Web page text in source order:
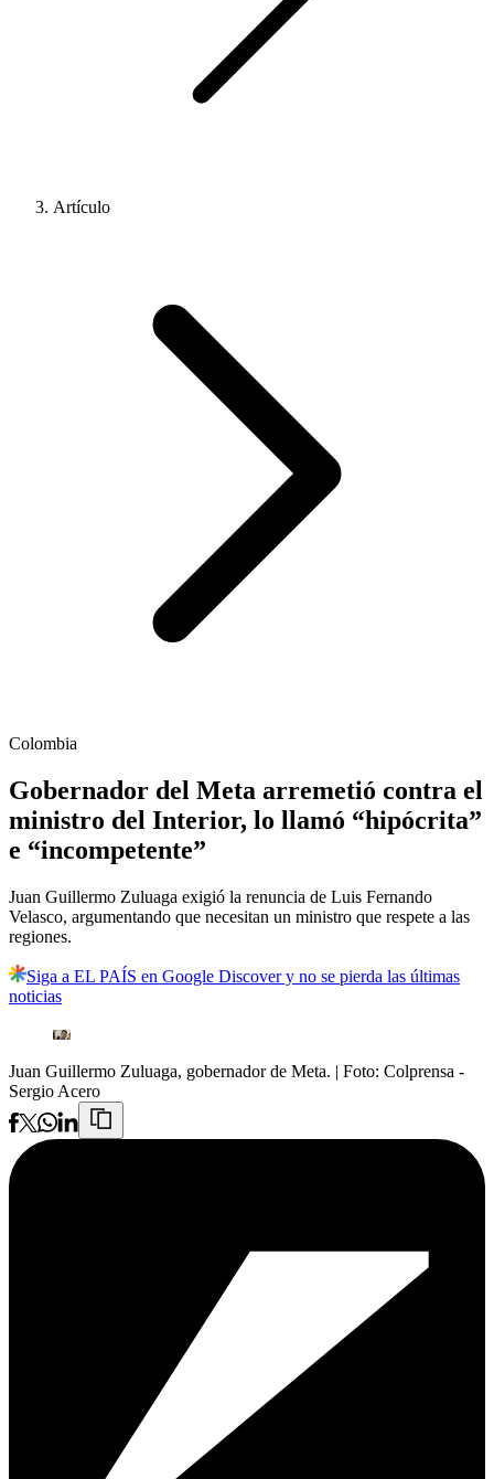
Artículo
Colombia
Gobernador del Meta arremetió contra el
ministro del Interior, lo llamó “hipócrita”
e “incompetente”
Juan Guillermo Zuluaga exigió la renuncia de Luis Fernando
Velasco, argumentando que necesitan un ministro que respete a las
regiones.
Siga a EL PAÍS en Google Discover y no se pierda las últimas
noticias
Juan Guillermo Zuluaga, gobernador de Meta. | Foto: Colprensa -
Sergio Acero